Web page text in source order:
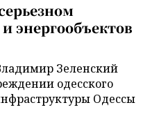
энергообъектов
Зеленский
одесского
Одессы